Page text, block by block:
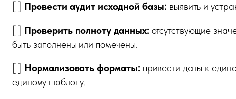
[ ] Провести аудит исходной базы: выявить и
[ ] Проверить полноту данных: отсутствующие
быть заполнены или помечены.
[ ] Нормализовать форматы: привести даты к
единому шаблону.